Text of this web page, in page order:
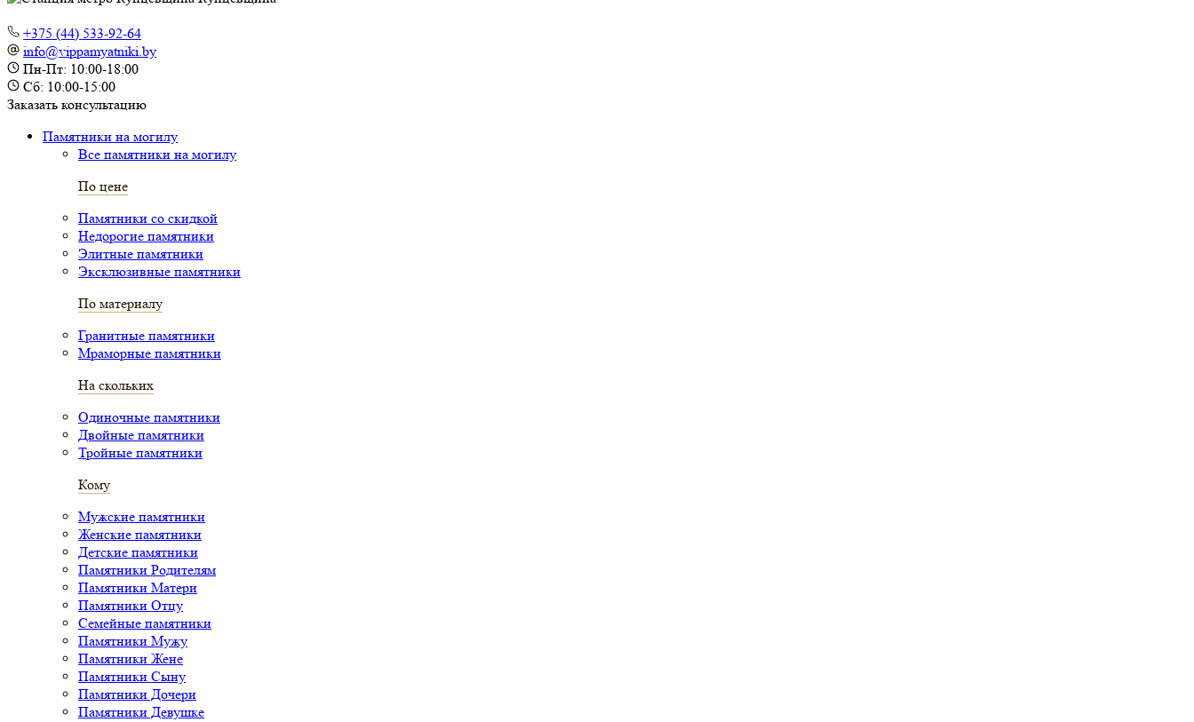
+375 (44) 533-92-64
info@vippamyatniki.by
Пн-Пт: 10:00-18:00
Сб: 10:00-15:00
Заказать консультацию
Памятники на могилу
Все памятники на могилу
По цене
Памятники со скидкой
Недорогие памятники
Элитные памятники
Эксклюзивные памятники
По материалу
Гранитные памятники
Мраморные памятники
На скольких
Одиночные памятники
Двойные памятники
Тройные памятники
Кому
Мужские памятники
Женские памятники
Детские памятники
Памятники Родителям
Памятники Матери
Памятники Отцу
Семейные памятники
Памятники Мужу
Памятники Жене
Памятники Сыну
Памятники Дочери
Памятники Девушке